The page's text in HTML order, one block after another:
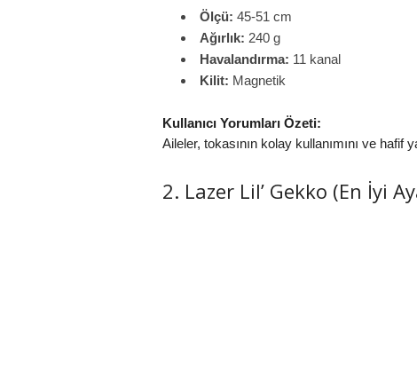
Ölçü: 45-51 cm
Ağırlık: 240 g
Havalandırma: 11 kanal
Kilit: Magnetik
Kullanıcı Yorumları Özeti:
Aileler, tokasının kolay kullanımını ve hafif
2. Lazer Lil’ Gekko (En İyi